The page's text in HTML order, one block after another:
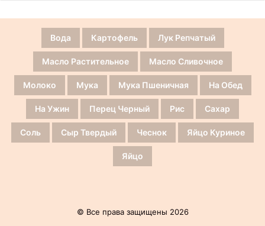
Вода Картофель Лук Репчатый
Масло Растительное Масло Сливочное
Молоко Мука Мука Пшеничная На Обед
На Ужин Перец Черный Рис Сахар
Соль Сыр Твердый Чеснок Яйцо Куриное
Яйцо
© Все права защищены 2026